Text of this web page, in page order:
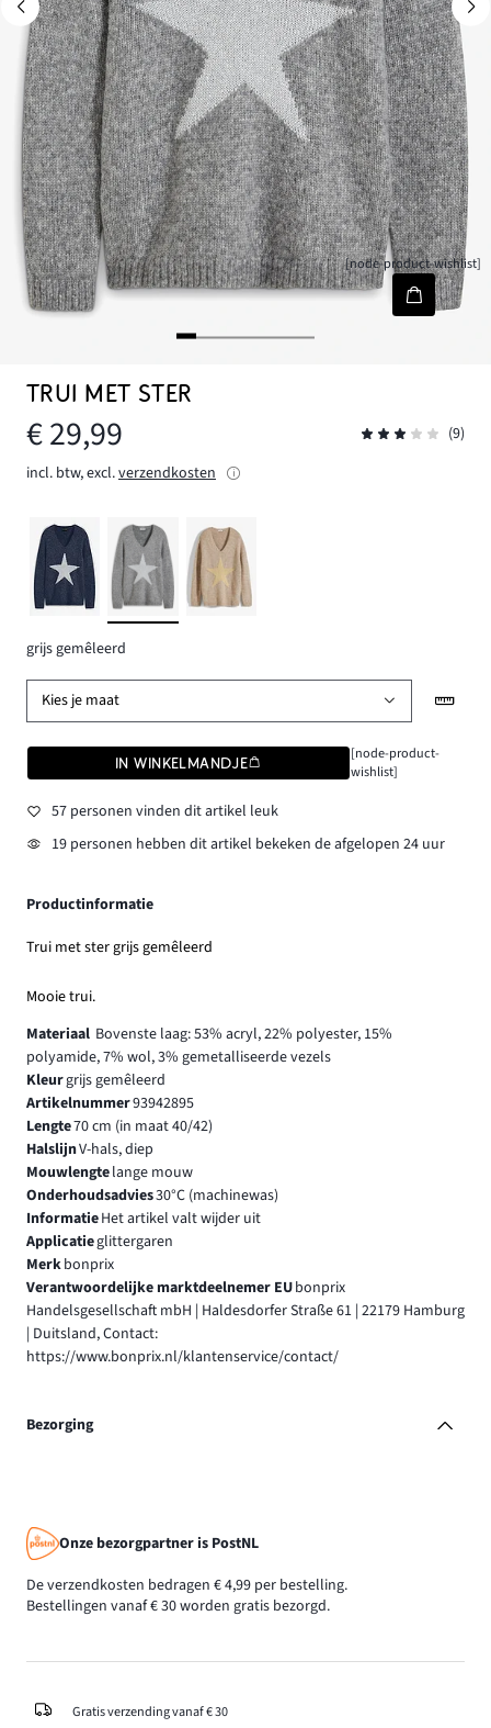
[node-product-wishlist]
TRUI MET STER
€ 29,99
(9)
incl. btw, excl.verzendkosten
grijs gemêleerd
Kies je maat
IN WINKELMANDJE
[node-product-
wishlist]
57 personen vinden dit artikel leuk
19 personen hebben dit artikel bekeken de afgelopen 24 uur
Productinformatie
Trui met ster grijs gemêleerd
Mooie trui.
Materiaal Bovenste laag: 53% acryl, 22% polyester, 15%
polyamide, 7% wol, 3% gemetalliseerde vezels
Kleurgrijs gemêleerd
Artikelnummer93942895
Lengte70 cm (in maat 40/42)
HalslijnV-hals, diep
Mouwlengtelange mouw
Onderhoudsadvies30°C (machinewas)
InformatieHet artikel valt wijder uit
Applicatieglittergaren
Merkbonprix
Verantwoordelijke marktdeelnemer EUbonprix
Handelsgesellschaft mbH | Haldesdorfer Straße 61 | 22179 Hamburg
| Duitsland, Contact:
https://www.bonprix.nl/klantenservice/contact/
Bezorging
Onze bezorgpartner is PostNL
De verzendkosten bedragen € 4,99 per bestelling.
Bestellingen vanaf € 30 worden gratis bezorgd.
Gratis verzending vanaf € 30